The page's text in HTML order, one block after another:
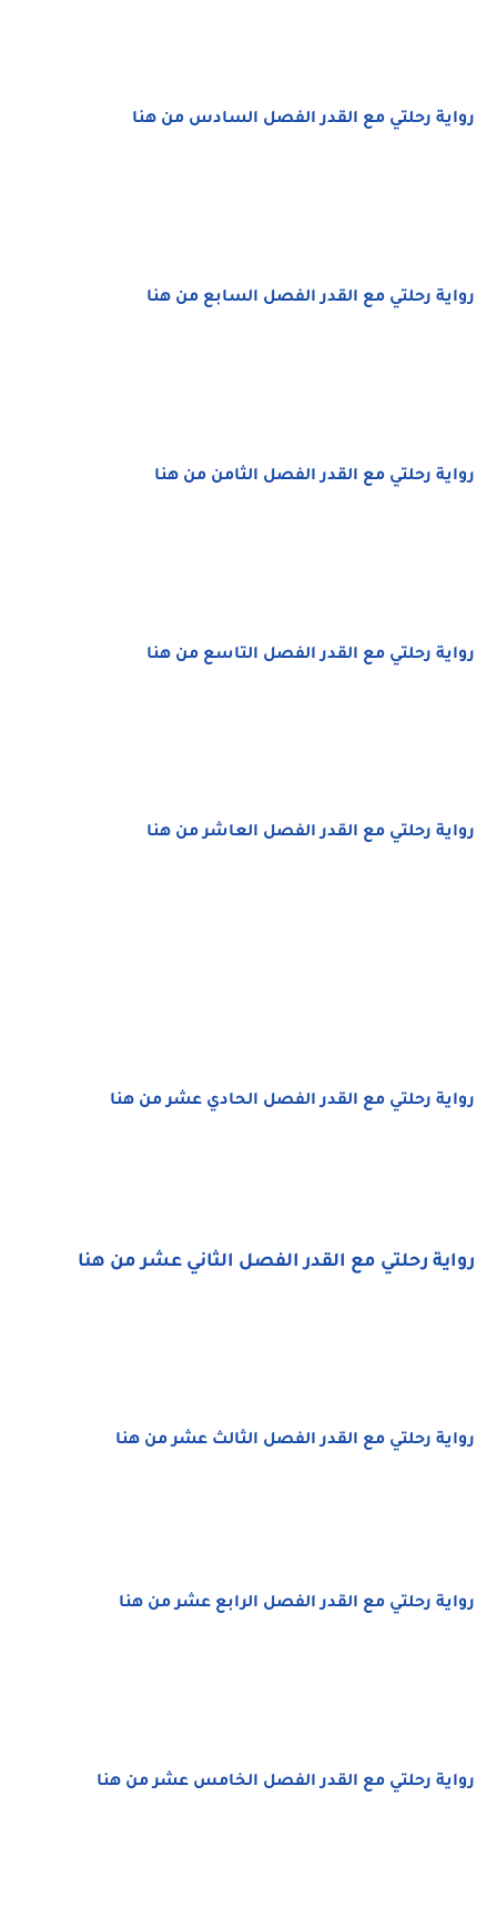
رواية رحلتي مع القدر الفصل السادس من هنا
رواية رحلتي مع القدر الفصل السابع من هنا
رواية رحلتي مع القدر الفصل الثامن من هنا
رواية رحلتي مع القدر الفصل التاسع من هنا
رواية رحلتي مع القدر الفصل العاشر من هنا
رواية رحلتي مع القدر الفصل الحادي عشر من هنا
رواية رحلتي مع القدر الفصل الثاني عشر من هنا
رواية رحلتي مع القدر الفصل الثالث عشر من هنا
رواية رحلتي مع القدر الفصل الرابع عشر من هنا
رواية رحلتي مع القدر الفصل الخامس عشر من هنا